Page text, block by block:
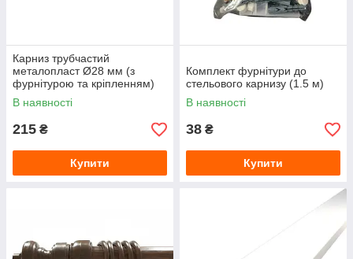
Карниз трубчастий
металопласт Ø28 мм (з
фурнітурою та кріпленням)
Білий 1.6 м
В наявності
215 ₴
Купити
Комплект фурнітури до
стельового карнизу (1.5 м)
В наявності
38 ₴
Купити